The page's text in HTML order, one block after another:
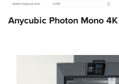
Anycubic Photon Mono 4K